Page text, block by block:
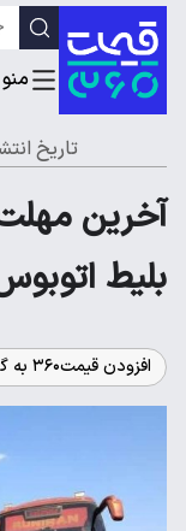
تاریخ
آخرین
بلیط
افزودن قیمت۳۶۰ به گوگل